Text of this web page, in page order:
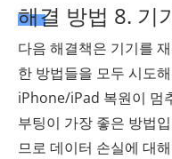
해결 방법 8. 기
다음 해결책은 기기를
한 방법들을 모두 시도
iPhone/iPad 복원이 멈
부팅이 가장 좋은 방법
므로 데이터 손실에 대